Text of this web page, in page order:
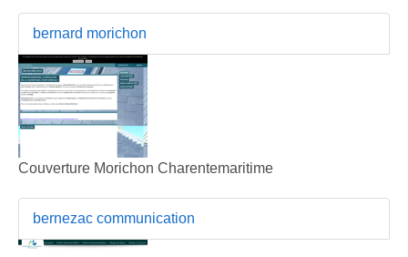
bernard morichon
Couverture Morichon Charentemaritime
bernezac communication